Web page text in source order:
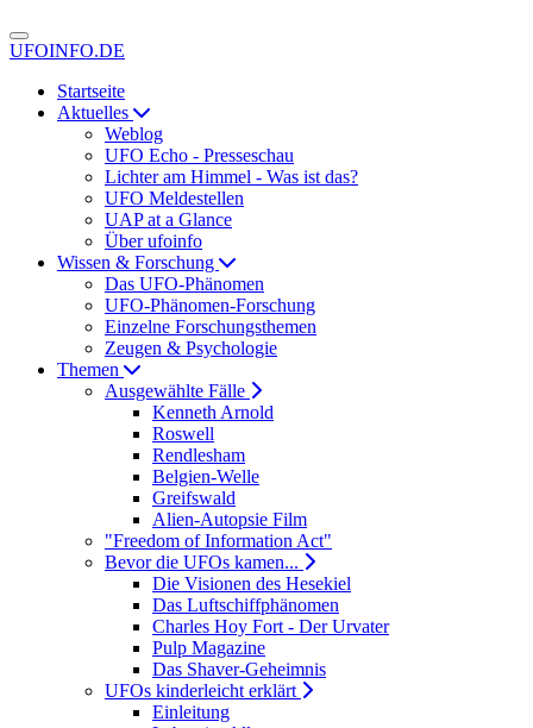
UFOINFO.DE
Startseite
Aktuelles
Weblog
UFO Echo - Presseschau
Lichter am Himmel - Was ist das?
UFO Meldestellen
UAP at a Glance
Über ufoinfo
Wissen & Forschung
Das UFO-Phänomen
UFO-Phänomen-Forschung
Einzelne Forschungsthemen
Zeugen & Psychologie
Themen
Ausgewählte Fälle
Kenneth Arnold
Roswell
Rendlesham
Belgien-Welle
Greifswald
Alien-Autopsie Film
"Freedom of Information Act"
Bevor die UFOs kamen...
Die Visionen des Hesekiel
Das Luftschiffphänomen
Charles Hoy Fort - Der Urvater
Pulp Magazine
Das Shaver-Geheimnis
UFOs kinderleicht erklärt
Einleitung